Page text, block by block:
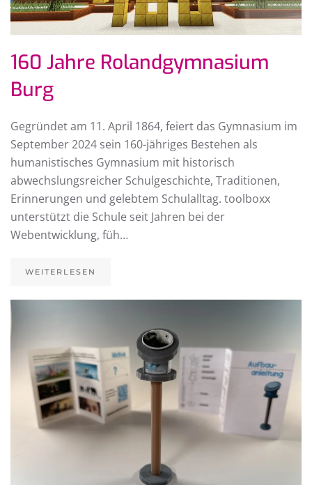
160 Jahre Rolandgymnasium
Burg
Gegründet am 11. April 1864, feiert das Gymnasium im
September 2024 sein 160-jähriges Bestehen als
humanistisches Gymnasium mit historisch
abwechslungsreicher Schulgeschichte, Traditionen,
Erinnerungen und gelebtem Schulalltag. toolboxx
unterstützt die Schule seit Jahren bei der
Webentwicklung, füh…
WEITERLESEN